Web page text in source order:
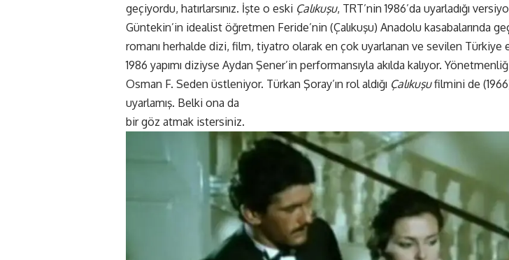
geçiyordu, hatırlarsınız. İşte o eski Çalıkuşu, TRT’nin 1986’da uyarladığı
Güntekin’in idealist öğretmen Feride’nin (Çalıkuşu) Anadolu kasabalarında
romanı herhalde dizi, film, tiyatro olarak en çok uyarlanan ve sevilen Türkiye
1986 yapımı diziyse Aydan Şener’in performansıyla akılda kalıyor.
Osman F. Seden üstleniyor. Türkan Şoray’ın rol aldığı Çalıkuşufilmini de
uyarlamış. Belki ona da
bir göz atmak istersiniz.